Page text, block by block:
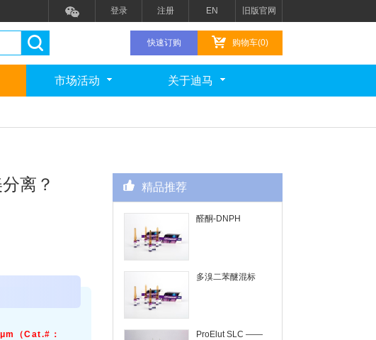
旧版官网
EN
注册
登录
快速订购 购物车(0)
市场活动 关于迪马
离？
（Cat.#：
精品推荐
醛酮-DNPH
多溴二苯醚混标
ProElut SLC ——